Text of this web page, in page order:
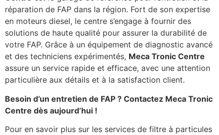
réparation de FAP dans la région. Fort de son expertise
en moteurs diesel, le centre s’engage à fournir des
solutions de haute qualité pour assurer la durabilité de
votre FAP. Grâce à un équipement de diagnostic avancé
et des techniciens expérimentés, Meca Tronic Centre
assure un service rapide et efficace, avec une attention
particulière aux détails et à la satisfaction client.
Besoin d’un entretien de FAP ? Contactez Meca Tronic
Centre dès aujourd’hui !
Pour en savoir plus sur les services de filtre à particules